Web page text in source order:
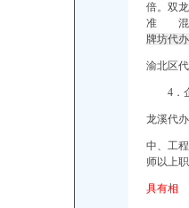
洲宾馆价格、地址、电话查询【同程酒
光两房朝南二手房房源-石家庄安居客
更代理供应商|供应商标变更人名义变
游美西深度索旧金山洛杉矶?双城【多
、外墙整、学术报告厅维修工程招
倍。 双
准 混凝
牌坊代
渝北区
4．企
龙溪代
中、工
师以上
具有相